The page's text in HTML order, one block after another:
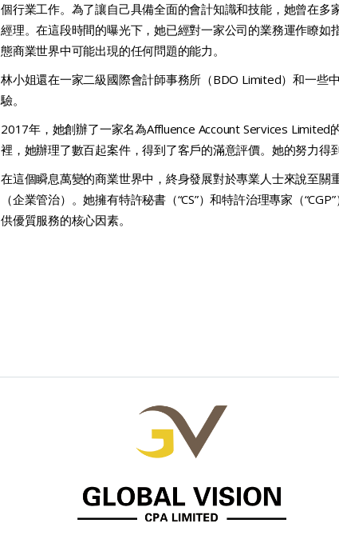
個行業工作。為了讓自己具備全面的會計知識和技能，她曾在
經理。在這段時間的曝光下，她已經對一家公司的業務運作瞭
態商業世界中可能出現的任何問題的能力。
林小姐還在一家二級國際會計師事務所（BDO Limited）和一些
驗。
2017年，她創辦了一家名為Affluence Account Services Limited
裡，她辦理了數百起案件，得到了客戶的滿意評價。她的努力得
在這個瞬息萬變的商業世界中，終身發展對於專業人士來說至
（企業管治）。她擁有特許秘書（“CS”）和特許治理專家（
供優質服務的核心因素。